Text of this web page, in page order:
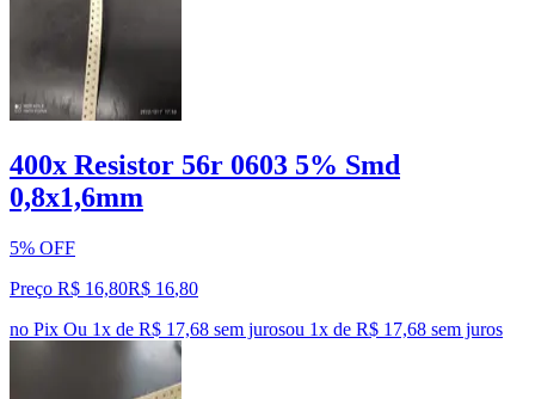
400x Resistor 56r 0603 5% Smd
0,8x1,6mm
5% OFF
Preço R$ 16,80R$ 16,80
no Pix Ou 1x de R$ 17,68 sem jurosou 1x de R$ 17,68 sem juros